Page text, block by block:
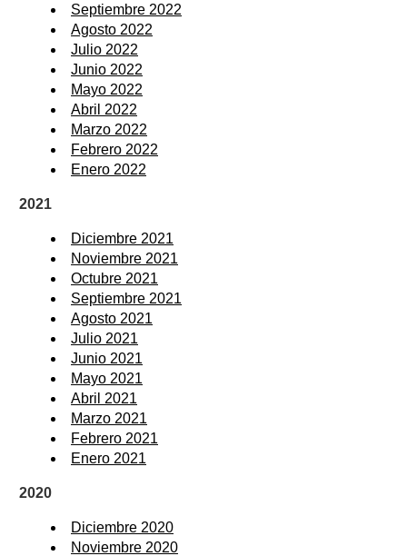
Septiembre 2022
Agosto 2022
Julio 2022
Junio 2022
Mayo 2022
Abril 2022
Marzo 2022
Febrero 2022
Enero 2022
2021
Diciembre 2021
Noviembre 2021
Octubre 2021
Septiembre 2021
Agosto 2021
Julio 2021
Junio 2021
Mayo 2021
Abril 2021
Marzo 2021
Febrero 2021
Enero 2021
2020
Diciembre 2020
Noviembre 2020